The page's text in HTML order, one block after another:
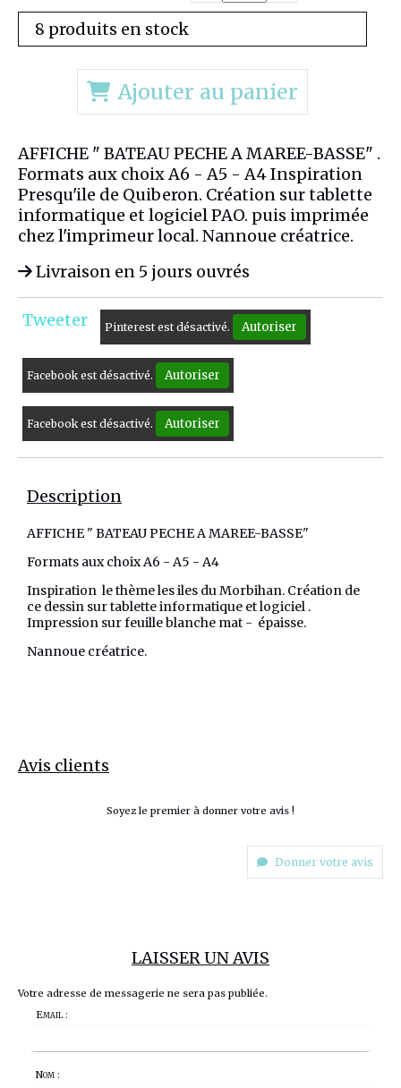
8 produits en stock
Ajouter au panier
AFFICHE " BATEAU PECHE A MAREE-BASSE" .
Formats aux choix A6 - A5 - A4 Inspiration
Presqu'ile de Quiberon. Création sur tablette
informatique et logiciel PAO. puis imprimée
chez l'imprimeur local. Nannoue créatrice.
Livraison en 5 jours ouvrés
Tweeter Pinterest est désactivé. Autoriser
Facebook est désactivé. Autoriser
Facebook est désactivé. Autoriser
Description
AFFICHE " BATEAU PECHE A MAREE-BASSE"
Formats aux choix A6 - A5 - A4
Inspiration le thème les iles du Morbihan. Création de
ce dessin sur tablette informatique et logiciel .
Impression sur feuille blanche mat - épaisse.
Nannoue créatrice.
Avis clients
Soyez le premier à donner votre avis !
Donner votre avis
LAISSER UN AVIS
Votre adresse de messagerie ne sera pas publiée.
Email :
Nom :